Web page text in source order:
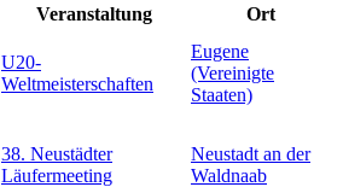
Veranstaltung Ort
U20-
Weltmeisterschaften
Eugene
(Vereinigte
Staaten)
38. Neustädter
Läufermeeting
Neustadt an der
Waldnaab